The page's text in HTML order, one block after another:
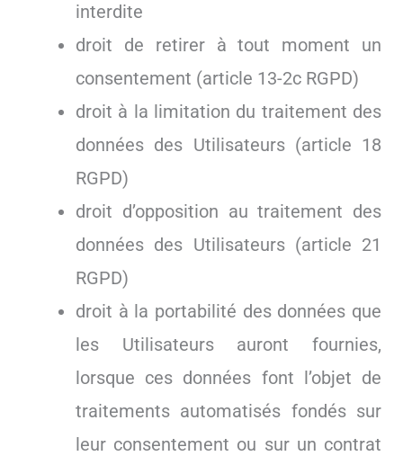
interdite
droit de retirer à tout moment un
consentement (article 13-2c RGPD)
droit à la limitation du traitement des
données des Utilisateurs (article 18
RGPD)
droit d’opposition au traitement des
données des Utilisateurs (article 21
RGPD)
droit à la portabilité des données que
les Utilisateurs auront fournies,
lorsque ces données font l’objet de
traitements automatisés fondés sur
leur consentement ou sur un contrat